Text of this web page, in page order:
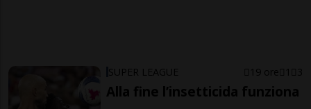
SUPER LEAGUE 19 ore 1 3
Alla fine l’insetticida funziona